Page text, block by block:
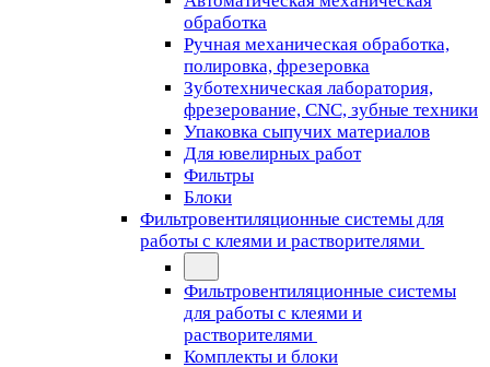
обработка
Ручная механическая обработка,
полировка, фрезеровка
Зуботехническая лаборатория,
фрезерование, CNC, зубные техники
Упаковка сыпучих материалов
Для ювелирных работ
Фильтры
Блоки
Фильтровентиляционные системы для
работы с клеями и растворителями
Фильтровентиляционные системы
для работы с клеями и
растворителями
Комплекты и блоки